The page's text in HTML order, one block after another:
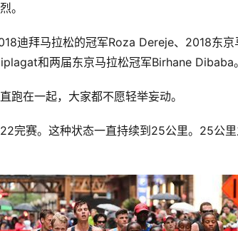
。
迪拜马拉松的冠军Roza Dereje、2018东
和两届东京马拉松冠军Birhane Dibaba
跑在一起，大家都不愿轻举妄动。
完赛。这种状态一直持续到25公里。25公